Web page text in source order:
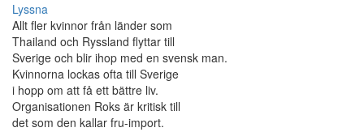
Lyssna
Allt fler kvinnor från länder som
Thailand och Ryssland flyttar till
Sverige och blir ihop med en svensk man.
Kvinnorna lockas ofta till Sverige
i hopp om att få ett bättre liv.
Organisationen Roks är kritisk till
det som den kallar fru-import.